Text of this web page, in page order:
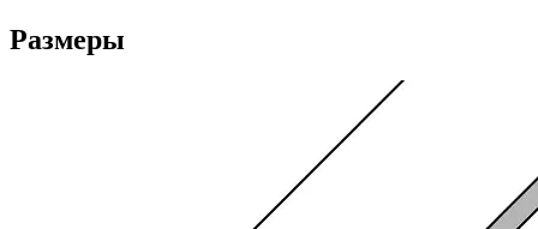
Размеры